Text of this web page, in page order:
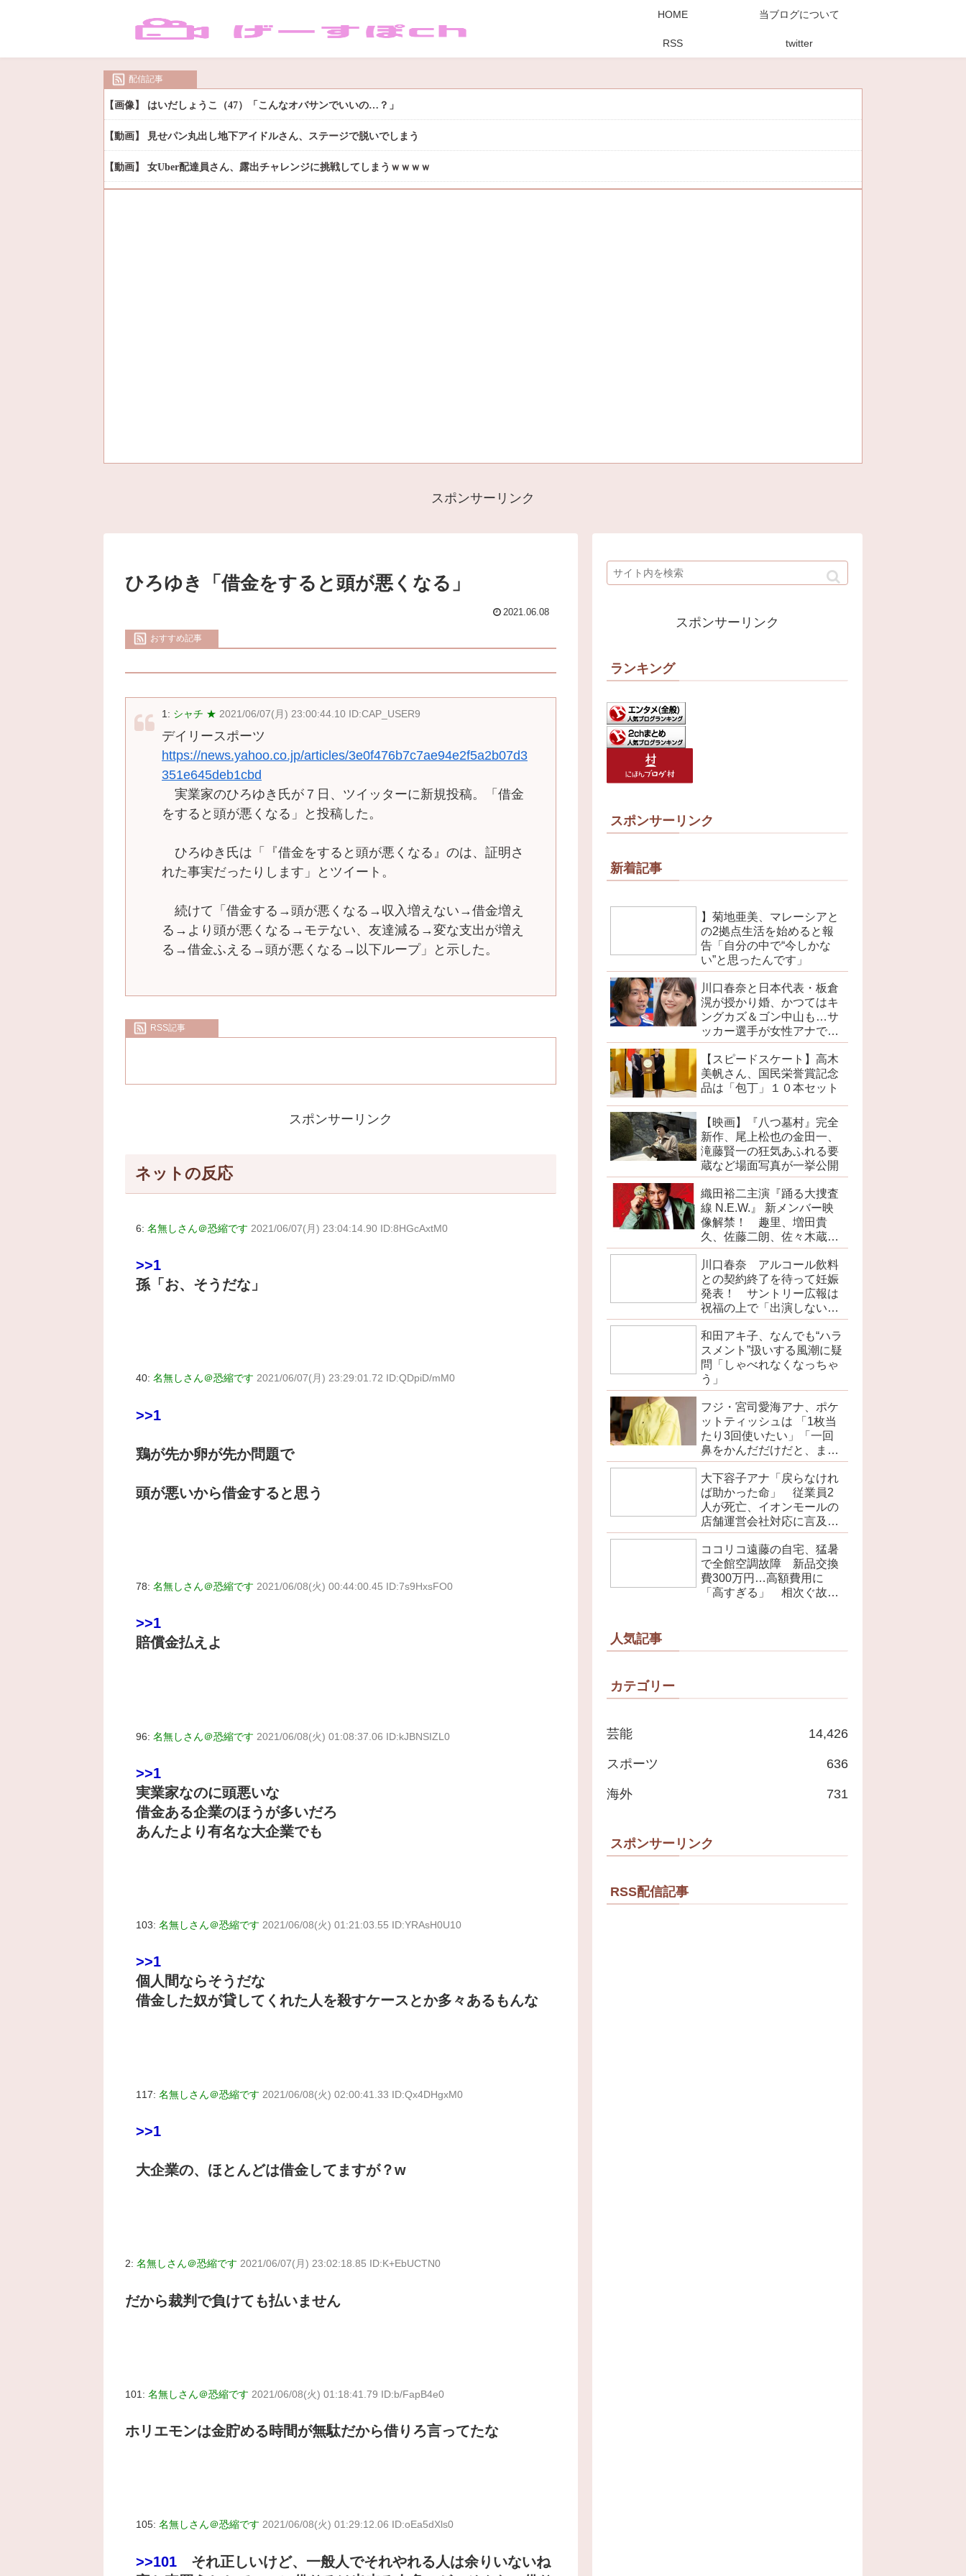
HOME 当ブログについて
RSS twitter
配信記事
【画像】 はいだしょうこ（47）「こんなオバサンでいいの…？」
【動画】 見せパン丸出し地下アイドルさん、ステージで脱いでしまう
【動画】 女Uber配達員さん、露出チャレンジに挑戦してしまうｗｗｗｗ
スポンサーリンク
ひろゆき「借金をすると頭が悪くなる」
2021.06.08
おすすめ記事
1: シャチ ★ 2021/06/07(月) 23:00:44.10 ID:CAP_USER9
デイリースポーツ
https://news.yahoo.co.jp/articles/3e0f476b7c7ae94e2f5a2b07d3
351e645deb1cbd
実業家のひろゆき氏が７日、ツイッターに新規投稿。「借金
をすると頭が悪くなる」と投稿した。
ひろゆき氏は「『借金をすると頭が悪くなる』のは、証明さ
れた事実だったりします」とツイート。
続けて「借金する→頭が悪くなる→収入増えない→借金増え
る→より頭が悪くなる→モテない、友達減る→変な支出が増え
る→借金ふえる→頭が悪くなる→以下ループ」と示した。
RSS記事
スポンサーリンク
ネットの反応
6: 名無しさん＠恐縮です 2021/06/07(月) 23:04:14.90 ID:8HGcAxtM0
>>1
孫「お、そうだな」
40: 名無しさん＠恐縮です 2021/06/07(月) 23:29:01.72 ID:QDpiD/mM0
>>1
鶏が先か卵が先か問題で
頭が悪いから借金すると思う
78: 名無しさん＠恐縮です 2021/06/08(火) 00:44:00.45 ID:7s9HxsFO0
>>1
賠償金払えよ
96: 名無しさん＠恐縮です 2021/06/08(火) 01:08:37.06 ID:kJBNSIZL0
>>1
実業家なのに頭悪いな
借金ある企業のほうが多いだろ
あんたより有名な大企業でも
103: 名無しさん＠恐縮です 2021/06/08(火) 01:21:03.55 ID:YRAsH0U10
>>1
個人間ならそうだな
借金した奴が貸してくれた人を殺すケースとか多々あるもんな
117: 名無しさん＠恐縮です 2021/06/08(火) 02:00:41.33 ID:Qx4DHgxM0
>>1
大企業の、ほとんどは借金してますが？w
2: 名無しさん＠恐縮です 2021/06/07(月) 23:02:18.85 ID:K+EbUCTN0
だから裁判で負けても払いません
101: 名無しさん＠恐縮です 2021/06/08(火) 01:18:41.79 ID:b/FapB4e0
ホリエモンは金貯める時間が無駄だから借りろ言ってたな
105: 名無しさん＠恐縮です 2021/06/08(火) 01:29:12.06 ID:oEa5dXls0
>>101 それ正しいけど、一般人でそれやれる人は余りいないね
スポンサーリンク
ランキング
スポンサーリンク
新着記事
】菊地亜美、マレーシアと
の2拠点生活を始めると報
告「自分の中で“今しかな
い”と思ったんです」
川口春奈と日本代表・板倉
滉が授かり婚、かつてはキ
ングカズ＆ゴン中山も…サ
ッカー選手が女性アナでは
なく女優と出会う接点
【スピードスケート】高木
美帆さん、国民栄誉賞記念
品は「包丁」１０本セット
【映画】『八つ墓村』完全
新作、尾上松也の金田一、
滝藤賢一の狂気あふれる要
蔵など場面写真が一挙公開
織田裕二主演『踊る大捜査
線 N.E.W.』 新メンバー映
像解禁！ 趣里、増田貴
久、佐藤二朗、佐々木蔵之
介、野呂佳代ら出演
川口春奈 アルコール飲料
との契約終了を待って妊娠
発表！ サントリー広報は
祝福の上で「出演しない広
告に順次切り替える」
和田アキ子、なんでも“ハラ
スメント”扱いする風潮に疑
問「しゃべれなくなっちゃ
う」
フジ・宮司愛海アナ、ポケ
ットティッシュは 「1枚当
たり3回使いたい」「一回
鼻をかんだだけだと、まだ
濡れていない部分があるの
で」
大下容子アナ「戻らなけれ
ば助かった命」 従業員2
人が死亡、イオンモールの
店舗運営会社対応に言及
熊本地震
ココリコ遠藤の自宅、猛暑
で全館空調故障 新品交換
費300万円…高額費用に
「高すぎる」 相次ぐ故障
人気記事
カテゴリー
芸能 14,426
スポーツ 636
海外 731
スポンサーリンク
RSS配信記事